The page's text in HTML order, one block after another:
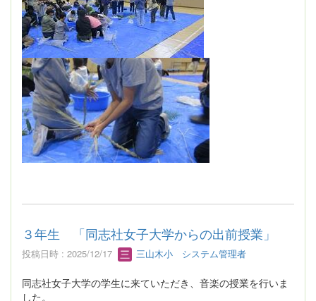
３年生 「同志社女子大学からの出前授業」
投稿日時 : 2025/12/17 三山木小 システム管理者
同志社女子大学の学生に来ていただき、音楽の授業を行いま
した。